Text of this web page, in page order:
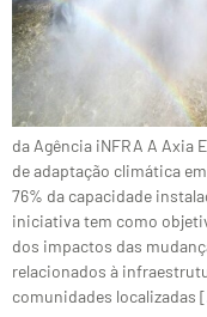
da Agência iNFRA A Axia
de adaptação climática
76% da capacidade
iniciativa tem como
dos impactos das
relacionados à
comunidades localizadas